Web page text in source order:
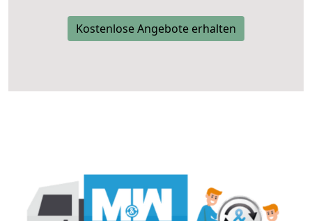
Kostenlose Angebote erhalten